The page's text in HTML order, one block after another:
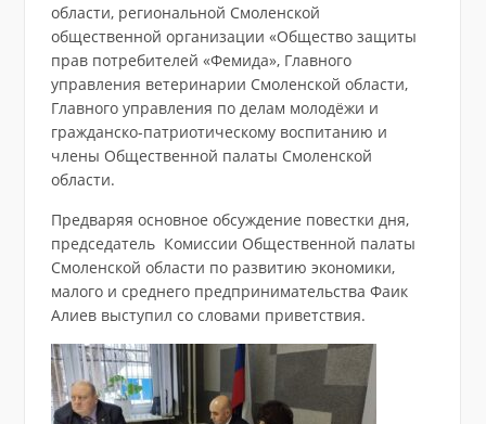
области, региональной Смоленской
общественной организации «Общество защиты
прав потребителей «Фемида», Главного
управления ветеринарии Смоленской области,
Главного управления по делам молодёжи и
гражданско-патриотическому воспитанию и
члены Общественной палаты Смоленской
области.
Предваряя основное обсуждение повестки дня,
председатель Комиссии Общественной палаты
Смоленской области по развитию экономики,
малого и среднего предпринимательства Фаик
Алиев выступил со словами приветствия.